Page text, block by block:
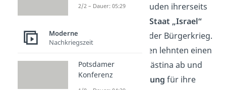
Bürgerkrieg. Als die Juden ihrerseits
Staat „Israel“
ausriefen, eskalierte der Bürgerkrieg.
Die arabischen Staaten lehnten einen
jüdischen Staat in Palästina ab und
sahen ihn als
Bedrohung für ihre
2/2 – Dauer: 05:29
Moderne
Nachkriegszeit
Potsdamer
Konferenz